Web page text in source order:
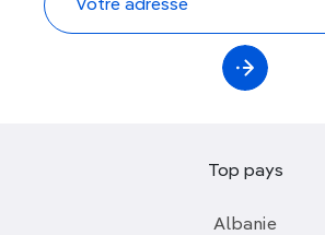
Top pays
Albanie